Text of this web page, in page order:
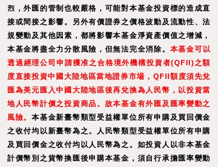
烈，外匯的管制也較嚴格，可能對本基金投資標的造成直
接或間接之影響。另外有價證券之價格波動及流動性、法
規變動及其他因素，都將影響本基金淨資產價值之增減，
本基金將盡全力分散風險，但無法完全消除。 本基金可以
透過經理公司申請獲准之合格境外機構投資者(QFII)之額
度直接投資中國大陸地區當地證券市場，QFII額度須先兌
匯為美元匯入中國大陸地區後再兌換為人民幣，以投資當
地人民幣計價之投資商品。故本基金有外匯及匯率變動之
風險。本基金新臺幣類型受益權單位所有申購及買回價金
之收付均以新臺幣為之。人民幣類型受益權單位所有申購
及買回價金之收付均以人民幣為之。如投資人以非本基金
計價幣別之貨幣換匯後申購本基金，須自行承擔匯率變動